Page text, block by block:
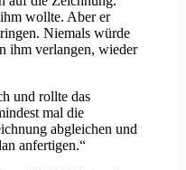
wollte. Aber er
Niemals würde
ihm verlangen, wieder
und rollte das
mal die
abgleichen und
anfertigen.“